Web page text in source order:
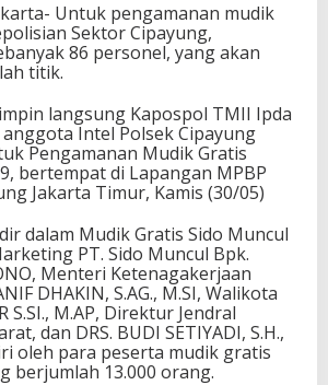
Untuk pengamanan mudik
Sektor Cipayung,
86 personel, yang akan
titik.
langsung Kapospol TMII Ipda
anggota Intel Polsek Cipayung
Pengamanan Mudik Gratis
bertempat di Lapangan MPBP
Jakarta Timur, Kamis (30/05)
dalam Mudik Gratis Sido Muncul
PT. Sido Muncul Bpk.
Menteri Ketenagakerjaan
DHAKIN, S.AG., M.SI, Walikota
S.SI., M.AP, Direktur Jendral
dan DRS. BUDI SETIYADI, S.H.,
oleh para peserta mudik gratis
berjumlah 13.000 orang.